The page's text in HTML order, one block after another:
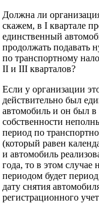
Должна ли
скажем, в I квартале
единственный
продолжать подавать
по транспортному
II и III кварталов?
Если у организации
действительно был
автомобиль и он был в
собственности
период по
(который равен
и автомобиль
года, то в этом случае
периодом будет
дату снятия
регистрационного